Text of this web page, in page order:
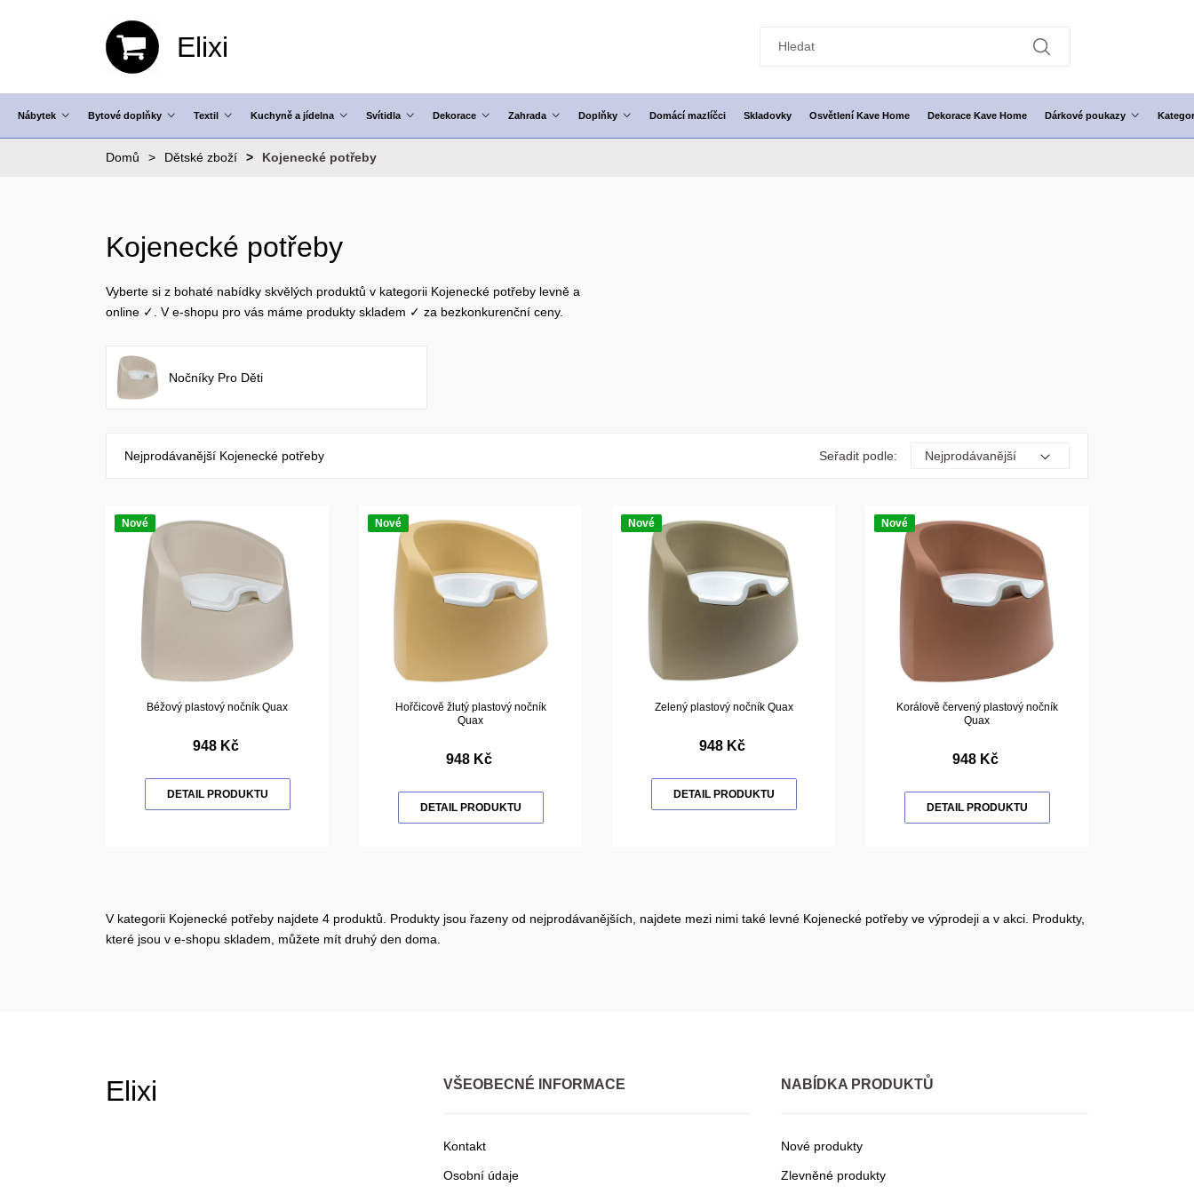
Elixi
Nábytek Bytové doplňky Textil Kuchyně a jídelna Svítidla Dekorace Zahrada Doplňky Domácí mazlíčci Skladovky Osvětlení Kave Home Dekorace Kave Home Dárkové poukazy
Domů Dětské zboží Kojenecké potřeby
Kojenecké potřeby
Vyberte si z bohaté nabídky skvělých produktů v kategorii Kojenecké potřeby levně a
online ✓. V e-shopu pro vás máme produkty skladem ✓ za bezkonkurenční ceny.
Nočníky Pro Děti
Nejprodávanější Kojenecké potřeby Seřadit podle:
Nové
Béžový plastový nočník Quax
948 Kč
DETAIL PRODUKTU
Nové
Hořčicově žlutý plastový nočník
Quax
948 Kč
DETAIL PRODUKTU
Nové
Zelený plastový nočník Quax
948 Kč
DETAIL PRODUKTU
Nové
Korálově červený plastový nočník
Quax
948 Kč
DETAIL PRODUKTU
V kategorii Kojenecké potřeby najdete 4 produktů. Produkty jsou řazeny od nejprodávanějších, najdete mezi nimi také levné Kojenecké potřeby ve výprodeji a v akci. Produkty,
které jsou v e-shopu skladem, můžete mít druhý den doma.
Elixi VŠEOBECNÉ INFORMACE
Kontakt
Osobní údaje
NABÍDKA PRODUKTŮ
Nové produkty
Zlevněné produkty